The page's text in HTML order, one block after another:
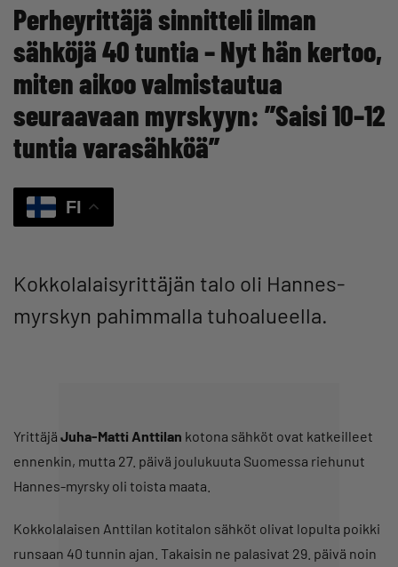
Perheyrittäjä sinnitteli ilman
sähköjä 40 tuntia – Nyt hän kertoo,
miten aikoo valmistautua
seuraavaan myrskyyn: ”Saisi 10–12
tuntia varasähköä”
FI
Kokkolalaisyrittäjän talo oli Hannes-
myrskyn pahimmalla tuhoalueella.
Yrittäjä Juha-Matti Anttilan kotona sähköt ovat katkeilleet
ennenkin, mutta 27. päivä joulukuuta Suomessa riehunut
Hannes-myrsky oli toista maata.
Kokkolalaisen Anttilan kotitalon sähköt olivat lopulta poikki
runsaan 40 tunnin ajan. Takaisin ne palasivat 29. päivä noin